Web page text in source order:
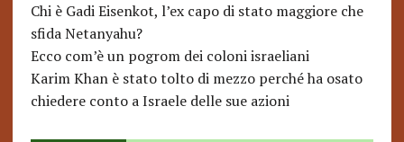
Chi è Gadi Eisenkot, l’ex capo di stato maggiore che
sfida Netanyahu?
Ecco com’è un pogrom dei coloni israeliani
Karim Khan è stato tolto di mezzo perché ha osato
chiedere conto a Israele delle sue azioni